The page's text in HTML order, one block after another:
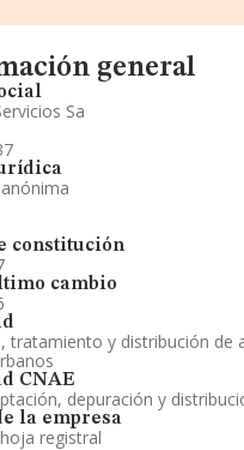
general
Sa
constitución
cambio
tratamiento y distribución de
CNAE
depuración y
la empresa
registral
oficial y registral